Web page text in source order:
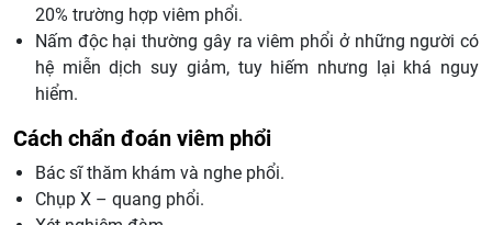
20% trường hợp viêm phổi.
Nấm độc hại thường gây ra viêm phổi ở những người có
hệ miễn dịch suy giảm, tuy hiếm nhưng lại khá nguy
hiểm.
Cách chẩn đoán viêm phổi
Bác sĩ thăm khám và nghe phổi.
Chụp X – quang phổi.